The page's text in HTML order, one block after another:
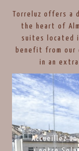
Torreluz offers a
the heart of
suites located
benefit from our
in an
Accueillez